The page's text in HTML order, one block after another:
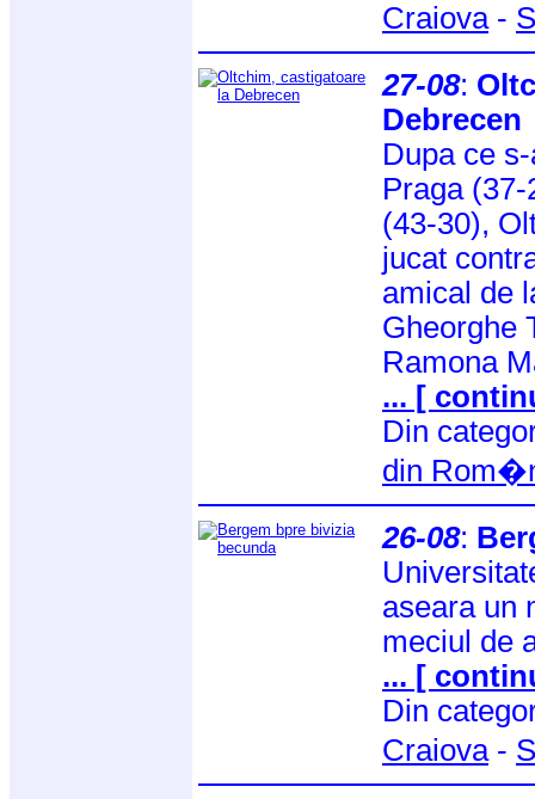
Craiova-
27-08:
Debrecen
Dupa ce
Praga
(43-30),
jucat
amical de
Gheorghe
Ramona
... [
Din
din
26-08:
aseara un
meciul de
... [
Din
Craiova-